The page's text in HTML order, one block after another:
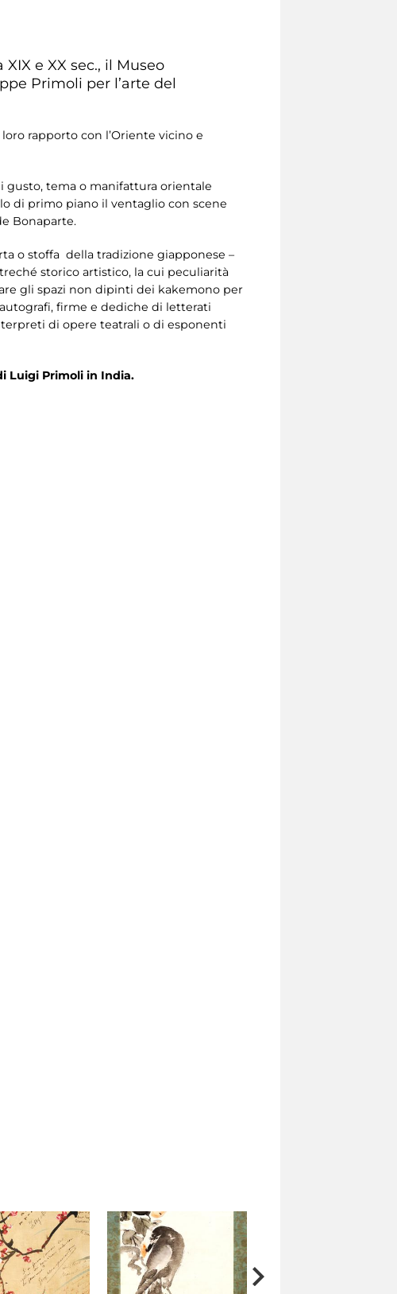
e XX sec., il Museo
Primoli per l’arte del
rapporto con l’Oriente vicino e
gusto, tema o manifattura orientale
di primo piano il ventaglio con scene
Bonaparte.
o stoffa della tradizione giapponese –
storico artistico, la cui peculiarità
gli spazi non dipinti dei kakemono per
firme e dediche di letterati
di opere teatrali o di esponenti
Luigi Primoli in India.